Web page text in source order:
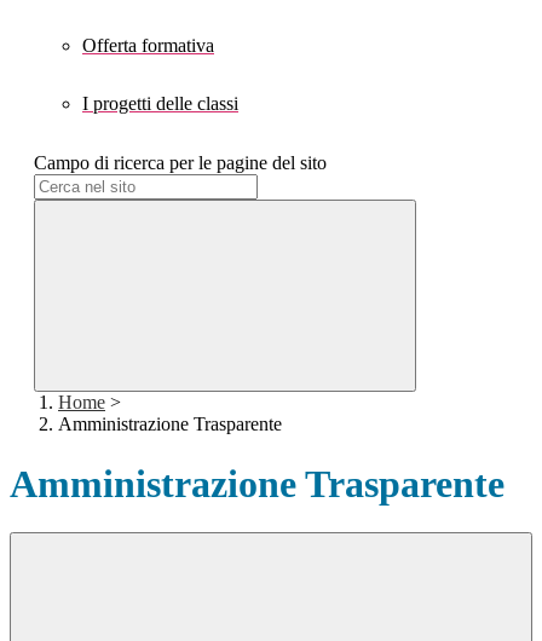
Offerta formativa
I progetti delle classi
Campo di ricerca per le pagine del sito
Home >
Amministrazione Trasparente
Amministrazione Trasparente